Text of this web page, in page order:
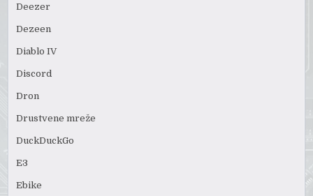
Deezer
Dezeen
Diablo IV
Discord
Dron
Drustvene mreže
DuckDuckGo
E3
Ebike